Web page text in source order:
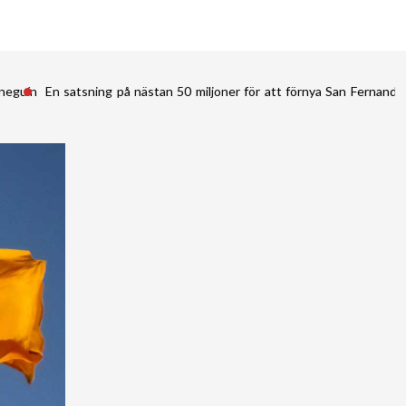
En satsning på nästan 50 miljoner för att förnya San